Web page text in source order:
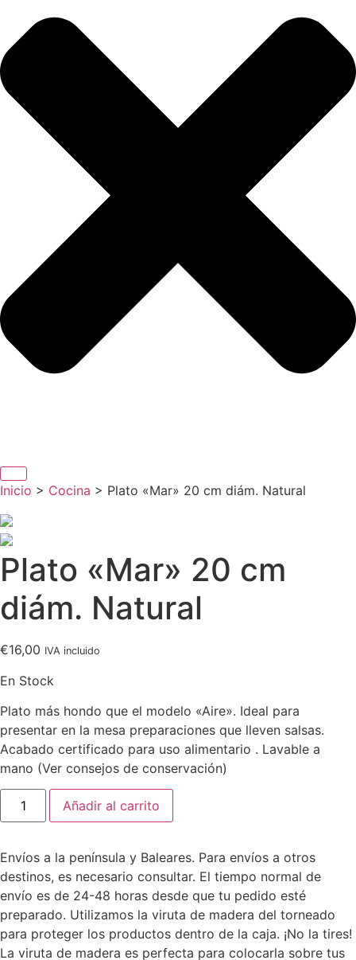
Inicio > Cocina > Plato «Mar» 20 cm diám. Natural
Plato «Mar» 20 cm
diám. Natural
€16,00 IVA incluido
En Stock
Plato más hondo que el modelo «Aire». Ideal para
presentar en la mesa preparaciones que lleven salsas.
Acabado certificado para uso alimentario . Lavable a
mano (Ver consejos de conservación)
Plato
«Mar»
20
Natural
cantidad
Añadir al carrito
Envíos a la península y Baleares. Para envíos a otros
destinos, es necesario consultar. El tiempo normal de
envío es de 24-48 horas desde que tu pedido esté
preparado. Utilizamos la viruta de madera del torneado
para proteger los productos dentro de la caja. ¡No la tires!
La viruta de madera es perfecta para colocarla sobre tus